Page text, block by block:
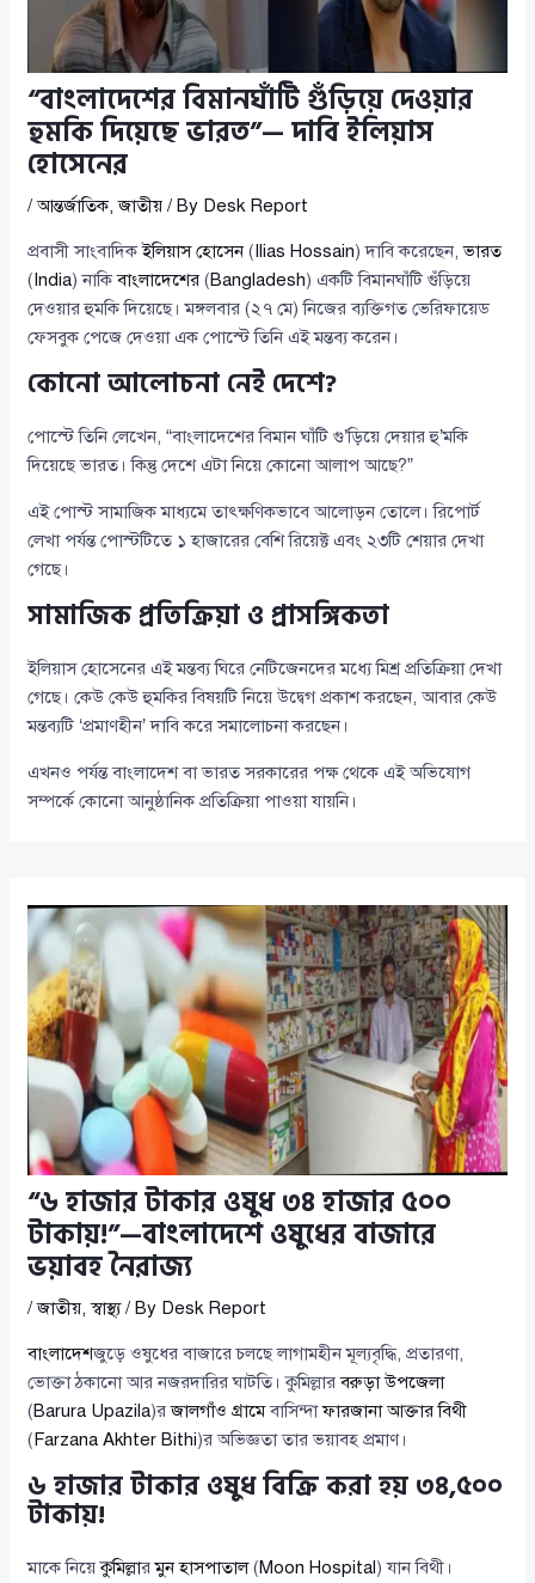
“বাংলাদেশের বিমানঘাঁটি গুঁড়িয়ে দেওয়ার
হুমকি দিয়েছে ভারত”— দাবি ইলিয়াস
হোসেনের
/আন্তর্জাতিক,জাতীয় / By Desk Report
প্রবাসী সাংবাদিকইলিয়াস হোসেন(Ilias Hossain) দাবি করেছেন,ভারত
(India) নাকিবাংলাদেশের (Bangladesh) একটি বিমানঘাঁটি গুঁড়িয়ে
দেওয়ার হুমকি দিয়েছে। মঙ্গলবার (২৭ মে) নিজের ব্যক্তিগত ভেরিফায়েড
ফেসবুক পেজে দেওয়া এক পোস্টে তিনি এই মন্তব্য করেন।
কোনো আলোচনা নেই দেশে?
পোস্টে তিনি লেখেন, “বাংলাদেশের বিমান ঘাঁটি গু’ড়িয়ে দেয়ার হু’মকি
দিয়েছে ভারত। কিন্তু দেশে এটা নিয়ে কোনো আলাপ আছে?”
এই পোস্ট সামাজিক মাধ্যমে তাৎক্ষণিকভাবে আলোড়ন তোলে। রিপোর্ট
লেখা পর্যন্ত পোস্টটিতে ১ হাজারের বেশি রিয়েক্ট এবং ২৩টি শেয়ার দেখা
গেছে।
সামাজিক প্রতিক্রিয়া ও প্রাসঙ্গিকতা
ইলিয়াস হোসেনের এই মন্তব্য ঘিরে নেটিজেনদের মধ্যে মিশ্র প্রতিক্রিয়া দেখা
গেছে। কেউ কেউ হুমকির বিষয়টি নিয়ে উদ্বেগ প্রকাশ করছেন, আবার কেউ
মন্তব্যটি ‘প্রমাণহীন’ দাবি করে সমালোচনা করছেন।
এখনও পর্যন্ত বাংলাদেশ বা ভারত সরকারের পক্ষ থেকে এই অভিযোগ
সম্পর্কে কোনো আনুষ্ঠানিক প্রতিক্রিয়া পাওয়া যায়নি।
“৬ হাজার টাকার ওষুধ ৩৪ হাজার ৫০০
টাকায়!”—বাংলাদেশে ওষুধের বাজারে
ভয়াবহ নৈরাজ্য
/জাতীয়,স্বাস্থ্য/ By Desk Report
বাংলাদেশজুড়ে ওষুধের বাজারে চলছে লাগামহীন মূল্যবৃদ্ধি, প্রতারণা,
ভোক্তা ঠকানো আর নজরদারির ঘাটতি। কুমিল্লারবরুড়া উপজেলা
(Barura Upazila)রজালগাঁও গ্রামেবাসিন্দাফারজানা আক্তার বিথী
(Farzana Akhter Bithi)র অভিজ্ঞতা তার ভয়াবহ প্রমাণ।
৬ হাজার টাকার ওষুধ বিক্রি করা হয় ৩৪,৫০০
টাকায়!
মাকে নিয়েকুমিল্লারমুন হাসপাতাল(Moon Hospital) যান বিথী।